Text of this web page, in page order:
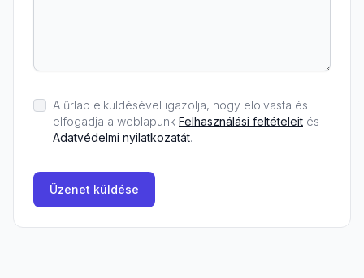
A űrlap elküldésével igazolja, hogy elolvasta és
elfogadja a weblapunk Felhasználási feltételeit és
Adatvédelmi nyilatkozatát.
Üzenet küldése